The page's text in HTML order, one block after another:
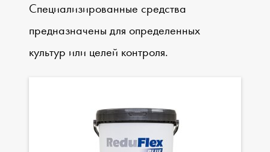
Специализированные средства
предназначены для определенных
культур или целей контроля.